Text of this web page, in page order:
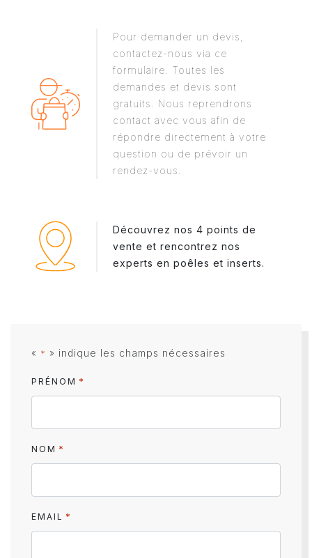
Pour demander un devis,
contactez-nous via ce
formulaire. Toutes les
demandes et devis sont
gratuits. Nous reprendrons
contact avec vous afin de
répondre directement à votre
question ou de prévoir un
rendez-vous.
Découvrez nos 4 points de
vente et rencontrez nos
experts en poêles et inserts.
« * » indique les champs nécessaires
PRÉNOM *
NOM *
EMAIL *